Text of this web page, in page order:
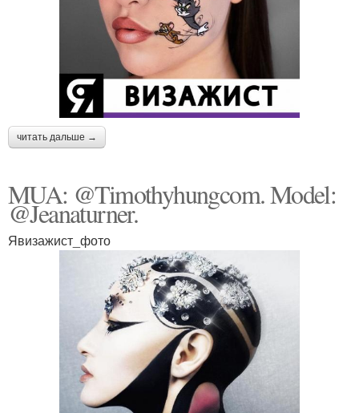
читать дальше →
MUA: @Timothyhungcom. Model:
@Jeanaturner.
Явизажист_фото